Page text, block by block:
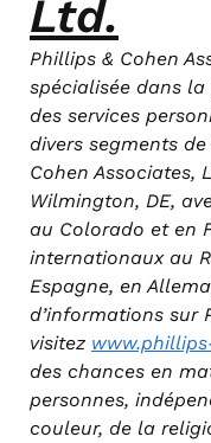
Ltd.
Phillips & Cohen
spécialisée dans
des services
divers segments
Cohen Associates,
Wilmington, DE,
au Colorado et en
internationaux au
Espagne, en
d’informations sur
visitez
des chances en
personnes,
couleur, de la